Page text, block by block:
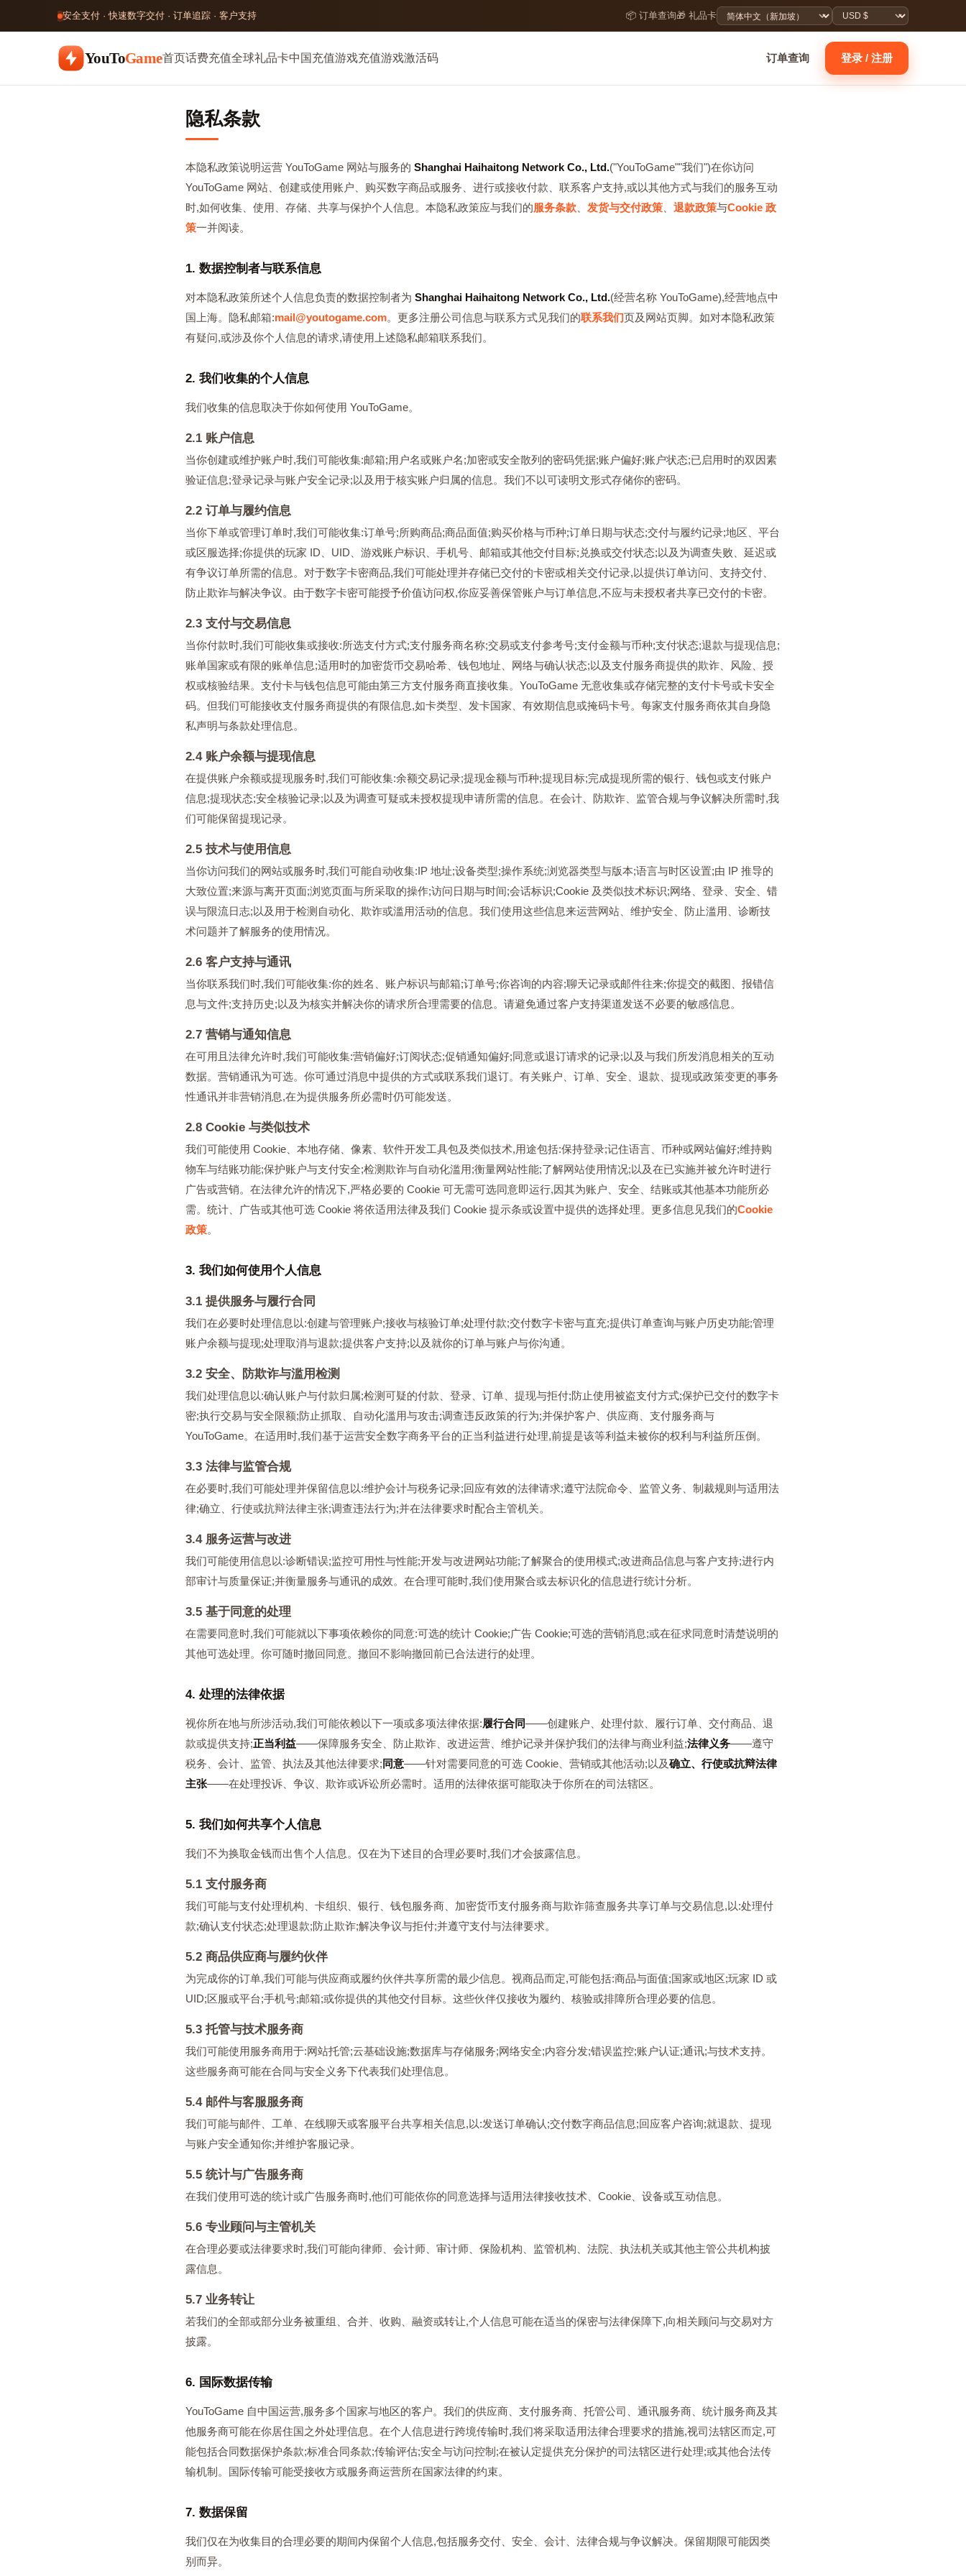
安全支付 · 快速数字交付 · 订单追踪 · 客户支持 📦 订单查询🎁 礼品卡
YouToGame首页话费充值全球礼品卡中国充值游戏充值游戏激活码 订单查询 登录 / 注册
隐私条款
本隐私政策说明运营 YouToGame 网站与服务的 Shanghai Haihaitong Network Co., Ltd.("YouToGame""我们")在你访问
YouToGame 网站、创建或使用账户、购买数字商品或服务、进行或接收付款、联系客户支持,或以其他方式与我们的服务互动
时,如何收集、使用、存储、共享与保护个人信息。本隐私政策应与我们的服务条款 发货与交付政策 退款政策与Cookie 政
策一并阅读。
1. 数据控制者与联系信息
对本隐私政策所述个人信息负责的数据控制者为 Shanghai Haihaitong Network Co., Ltd.(经营名称 YouToGame),经营地点中
国上海。隐私邮箱:mail@youtogame.com。更多注册公司信息与联系方式见我们的联系我们页及网站页脚。如对本隐私政策
有疑问,或涉及你个人信息的请求,请使用上述隐私邮箱联系我们。
2. 我们收集的个人信息
我们收集的信息取决于你如何使用 YouToGame。
2.1 账户信息
当你创建或维护账户时,我们可能收集:邮箱;用户名或账户名;加密或安全散列的密码凭据;账户偏好;账户状态;已启用时的双因素
验证信息;登录记录与账户安全记录;以及用于核实账户归属的信息。我们不以可读明文形式存储你的密码。
2.2 订单与履约信息
当你下单或管理订单时,我们可能收集:订单号;所购商品;商品面值;购买价格与币种;订单日期与状态;交付与履约记录;地区、平台
或区服选择;你提供的玩家 ID、UID、游戏账户标识、手机号、邮箱或其他交付目标;兑换或交付状态;以及为调查失败、延迟或
有争议订单所需的信息。对于数字卡密商品,我们可能处理并存储已交付的卡密或相关交付记录,以提供订单访问、支持交付、
防止欺诈与解决争议。由于数字卡密可能授予价值访问权,你应妥善保管账户与订单信息,不应与未授权者共享已交付的卡密。
2.3 支付与交易信息
当你付款时,我们可能收集或接收:所选支付方式;支付服务商名称;交易或支付参考号;支付金额与币种;支付状态;退款与提现信息;
账单国家或有限的账单信息;适用时的加密货币交易哈希、钱包地址、网络与确认状态;以及支付服务商提供的欺诈、风险、授
权或核验结果。支付卡与钱包信息可能由第三方支付服务商直接收集。YouToGame 无意收集或存储完整的支付卡号或卡安全
码。但我们可能接收支付服务商提供的有限信息,如卡类型、发卡国家、有效期信息或掩码卡号。每家支付服务商依其自身隐
私声明与条款处理信息。
2.4 账户余额与提现信息
在提供账户余额或提现服务时,我们可能收集:余额交易记录;提现金额与币种;提现目标;完成提现所需的银行、钱包或支付账户
信息;提现状态;安全核验记录;以及为调查可疑或未授权提现申请所需的信息。在会计、防欺诈、监管合规与争议解决所需时,我
们可能保留提现记录。
2.5 技术与使用信息
当你访问我们的网站或服务时,我们可能自动收集:IP 地址;设备类型;操作系统;浏览器类型与版本;语言与时区设置;由 IP 推导的
大致位置;来源与离开页面;浏览页面与所采取的操作;访问日期与时间;会话标识;Cookie 及类似技术标识;网络、登录、安全、错
误与限流日志;以及用于检测自动化、欺诈或滥用活动的信息。我们使用这些信息来运营网站、维护安全、防止滥用、诊断技
术问题并了解服务的使用情况。
2.6 客户支持与通讯
当你联系我们时,我们可能收集:你的姓名、账户标识与邮箱;订单号;你咨询的内容;聊天记录或邮件往来;你提交的截图、报错信
息与文件;支持历史;以及为核实并解决你的请求所合理需要的信息。请避免通过客户支持渠道发送不必要的敏感信息。
2.7 营销与通知信息
在可用且法律允许时,我们可能收集:营销偏好;订阅状态;促销通知偏好;同意或退订请求的记录;以及与我们所发消息相关的互动
数据。营销通讯为可选。你可通过消息中提供的方式或联系我们退订。有关账户、订单、安全、退款、提现或政策变更的事务
性通讯并非营销消息,在为提供服务所必需时仍可能发送。
2.8 Cookie 与类似技术
我们可能使用 Cookie、本地存储、像素、软件开发工具包及类似技术,用途包括:保持登录;记住语言、币种或网站偏好;维持购
物车与结账功能;保护账户与支付安全;检测欺诈与自动化滥用;衡量网站性能;了解网站使用情况;以及在已实施并被允许时进行
广告或营销。在法律允许的情况下,严格必要的 Cookie 可无需可选同意即运行,因其为账户、安全、结账或其他基本功能所必
需。统计、广告或其他可选 Cookie 将依适用法律及我们 Cookie 提示条或设置中提供的选择处理。更多信息见我们的Cookie
政策。
3. 我们如何使用个人信息
3.1 提供服务与履行合同
我们在必要时处理信息以:创建与管理账户;接收与核验订单;处理付款;交付数字卡密与直充;提供订单查询与账户历史功能;管理
账户余额与提现;处理取消与退款;提供客户支持;以及就你的订单与账户与你沟通。
3.2 安全、防欺诈与滥用检测
我们处理信息以:确认账户与付款归属;检测可疑的付款、登录、订单、提现与拒付;防止使用被盗支付方式;保护已交付的数字卡
密;执行交易与安全限额;防止抓取、自动化滥用与攻击;调查违反政策的行为;并保护客户、供应商、支付服务商与
YouToGame。在适用时,我们基于运营安全数字商务平台的正当利益进行处理,前提是该等利益未被你的权利与利益所压倒。
3.3 法律与监管合规
在必要时,我们可能处理并保留信息以:维护会计与税务记录;回应有效的法律请求;遵守法院命令、监管义务、制裁规则与适用法
律;确立、行使或抗辩法律主张;调查违法行为;并在法律要求时配合主管机关。
3.4 服务运营与改进
我们可能使用信息以:诊断错误;监控可用性与性能;开发与改进网站功能;了解聚合的使用模式;改进商品信息与客户支持;进行内
部审计与质量保证;并衡量服务与通讯的成效。在合理可能时,我们使用聚合或去标识化的信息进行统计分析。
3.5 基于同意的处理
在需要同意时,我们可能就以下事项依赖你的同意:可选的统计 Cookie;广告 Cookie;可选的营销消息;或在征求同意时清楚说明的
其他可选处理。你可随时撤回同意。撤回不影响撤回前已合法进行的处理。
4. 处理的法律依据
视你所在地与所涉活动,我们可能依赖以下一项或多项法律依据:履行合同——创建账户、处理付款、履行订单、交付商品、退
款或提供支持;正当利益——保障服务安全、防止欺诈、改进运营、维护记录并保护我们的法律与商业利益;法律义务——遵守
税务、会计、监管、执法及其他法律要求; 同意——针对需要同意的可选 Cookie、营销或其他活动;以及确立、行使或抗辩法律
主张——在处理投诉、争议、欺诈或诉讼所必需时。适用的法律依据可能取决于你所在的司法辖区。
5. 我们如何共享个人信息
我们不为换取金钱而出售个人信息。仅在为下述目的合理必要时,我们才会披露信息。
5.1 支付服务商
我们可能与支付处理机构、卡组织、银行、钱包服务商、加密货币支付服务商与欺诈筛查服务共享订单与交易信息,以:处理付
款;确认支付状态;处理退款;防止欺诈;解决争议与拒付;并遵守支付与法律要求。
5.2 商品供应商与履约伙伴
为完成你的订单,我们可能与供应商或履约伙伴共享所需的最少信息。视商品而定,可能包括:商品与面值;国家或地区;玩家 ID 或
UID;区服或平台;手机号;邮箱;或你提供的其他交付目标。这些伙伴仅接收为履约、核验或排障所合理必要的信息。
5.3 托管与技术服务商
我们可能使用服务商用于:网站托管;云基础设施;数据库与存储服务;网络安全;内容分发;错误监控;账户认证;通讯;与技术支持。
这些服务商可能在合同与安全义务下代表我们处理信息。
5.4 邮件与客服服务商
我们可能与邮件、工单、在线聊天或客服平台共享相关信息,以:发送订单确认;交付数字商品信息;回应客户咨询;就退款、提现
与账户安全通知你;并维护客服记录。
5.5 统计与广告服务商
在我们使用可选的统计或广告服务商时,他们可能依你的同意选择与适用法律接收技术、Cookie、设备或互动信息。
5.6 专业顾问与主管机关
在合理必要或法律要求时,我们可能向律师、会计师、审计师、保险机构、监管机构、法院、执法机关或其他主管公共机构披
露信息。
5.7 业务转让
若我们的全部或部分业务被重组、合并、收购、融资或转让,个人信息可能在适当的保密与法律保障下,向相关顾问与交易对方
披露。
6. 国际数据传输
YouToGame 自中国运营,服务多个国家与地区的客户。我们的供应商、支付服务商、托管公司、通讯服务商、统计服务商及其
他服务商可能在你居住国之外处理信息。在个人信息进行跨境传输时,我们将采取适用法律合理要求的措施,视司法辖区而定,可
能包括合同数据保护条款;标准合同条款;传输评估;安全与访问控制;在被认定提供充分保护的司法辖区进行处理;或其他合法传
输机制。国际传输可能受接收方或服务商运营所在国家法律的约束。
7. 数据保留
我们仅在为收集目的合理必要的期间内保留个人信息,包括服务交付、安全、会计、法律合规与争议解决。保留期限可能因类
别而异。